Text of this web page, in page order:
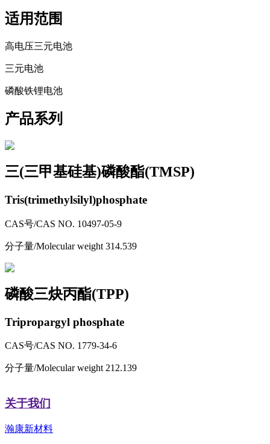
适用范围
高电压三元电池
三元电池
磷酸铁锂电池
产品系列
三(三甲基硅基)磷酸酯(TMSP)
Tris(trimethylsilyl)phosphate
CAS号/CAS NO. 10497-05-9
分子量/Molecular weight 314.539
磷酸三炔丙酯(TPP)
Tripropargyl phosphate
CAS号/CAS NO. 1779-34-6
分子量/Molecular weight 212.139
关于我们
瀚康新材料